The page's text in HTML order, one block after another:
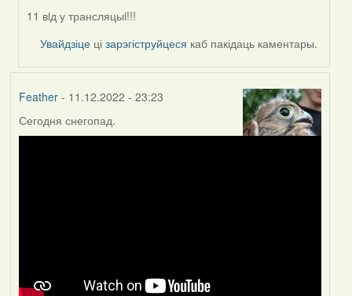
by
nataly.d
11 вiд у трансляцыi!!!
Увайдзіце цізарэгіструйцеся каб пакідаць каментары.
Feather- 11.12.2022 - 23:23
Сегодня снегопад.